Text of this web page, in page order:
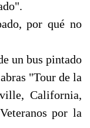
por qué no
un bus pintado
"Tour de la
California,
por la